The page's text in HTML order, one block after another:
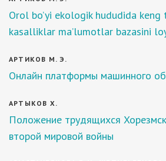
Оrol bo’yi ekologik hududida keng
kasalliklar ma’lumotlar bazasini
АРТИКОВ М. Э.
Онлайн платформы машинного
АРТЫКОВ Х.
Положение трудящихся
второй мировой войны